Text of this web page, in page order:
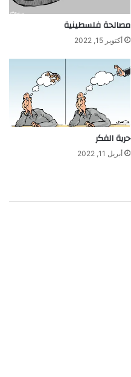
مصالحة فلسطينية
أكتوبر 15, 2022
حرية الفكر
أبريل 11, 2022